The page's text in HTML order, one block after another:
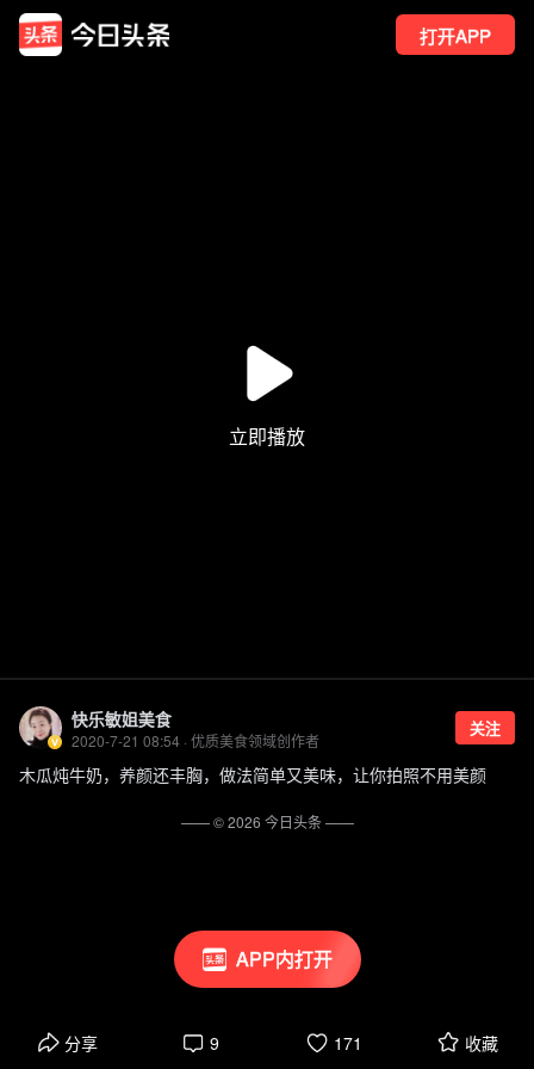
打开APP
APP内打开
快乐敏姐美食
2020-7-21 08:54 · 优质美食领域创作者
关注
木瓜炖牛奶，养颜还丰胸，做法简单又美味，让你拍照不用美颜
分享 9 171 收藏
—— ©2026 今日头条——